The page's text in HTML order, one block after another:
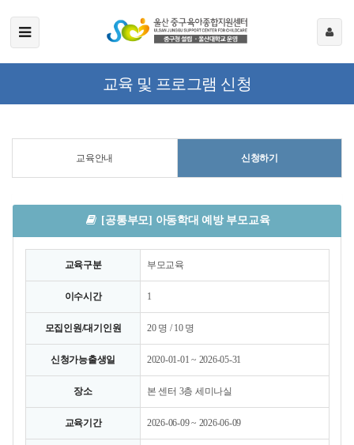
교육 및 프로그램 신청
교육안내 신청하기
[공통부모] 아동학대 예방 부모교육
교육구분 부모교육
이수시간 1
모집인원/대기인원 20 명 / 10 명
신청가능출생일 2020-01-01 ~ 2026-05-31
장소 본 센터 3층 세미나실
교육기간 2026-06-09 ~ 2026-06-09